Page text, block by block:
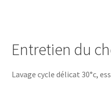
Entretien du
Lavage cycle délicat 30°c,